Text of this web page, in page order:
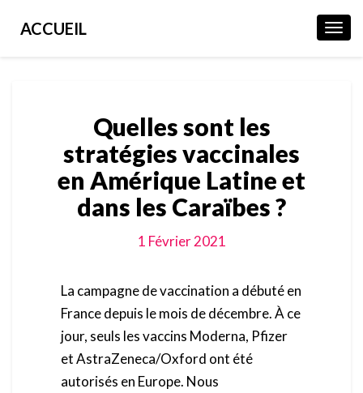
ACCUEIL
Quelles sont les
stratégies vaccinales
en Amérique Latine et
dans les Caraïbes ?
1 Février 2021
La campagne de vaccination a débuté en
France depuis le mois de décembre. À ce
jour, seuls les vaccins Moderna, Pfizer
et AstraZeneca/Oxford ont été
autorisés en Europe. Nous